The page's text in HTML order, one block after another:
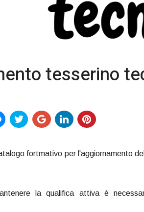
tesserino
fortmativo per l'aggiornamento
la qualifica attiva è